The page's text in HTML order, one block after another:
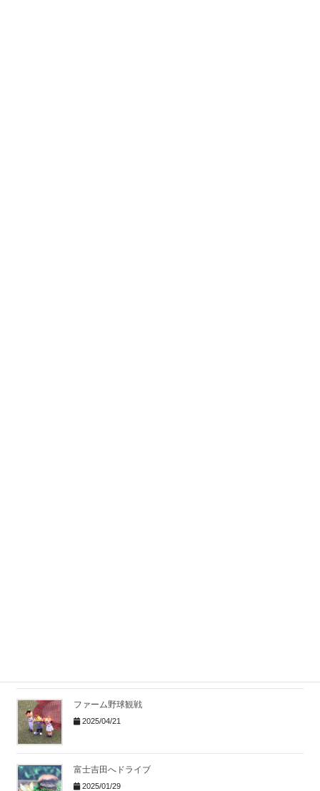
ファーム野球観戦
2025/04/21
富士吉田へドライブ
2025/01/29